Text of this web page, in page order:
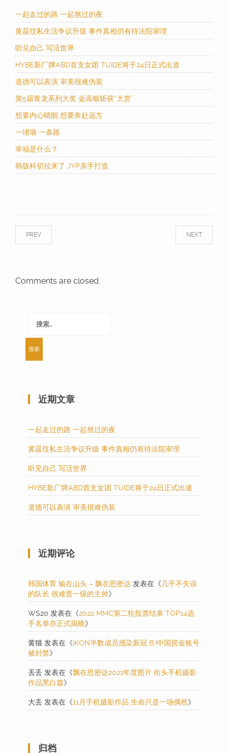
一起走过的路 一起熬过的夜
黄晸玟私生活争议升级 事件真相仍有待法院审理
听见自己 写活世界
HYBE新厂牌ABD首支女团 TUIDE将于24日正式出道
道德可以表演 审美很难伪装
第5届青龙系列大奖 金高银斩获“大赏”
想要内心晴朗 想要奔赴远方
一堵墙 一条路
幸福是什么？
韩版科切拉来了 JYP亲手打造
NEXT
PREV
Comments are closed.
索：
近期文章
一起走过的路 一起熬过的夜
黄晸玟私生活争议升级 事件真相仍有待法院审理
听见自己 写活世界
HYBE新厂牌ABD首支女团 TUIDE将于24日正式出道
道德可以表演 审美很难伪装
近期评论
韩国体育 输在山头 – 飘在思密达 发表在《 几乎不失误
的队长 很难晋一级的主帅》
WS20 发表在《2022 MMC第二轮投票结束 TOP14选
手名单亦正式揭晓》
黄猫 发表在《iKON半数成员感染新冠 B.I中国捞金账号
被封禁》
丢丢 发表在《飘在思密达2021年度图片 街头手机摄影
作品黑白篇》
大丢 发表在《11月手机摄影作品 生命只是一场偶然》
归档